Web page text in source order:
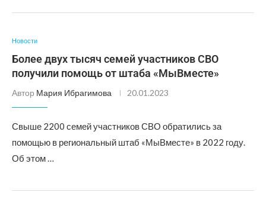
Новости
Более двух тысяч семей участников СВО
получили помощь от штаба «МыВместе»
Автор Мария Ибрагимова 20.01.2023
Свыше 2200 семей участников СВО обратились за
помощью в региональный штаб «МыВместе» в 2022 году.
Об этом …